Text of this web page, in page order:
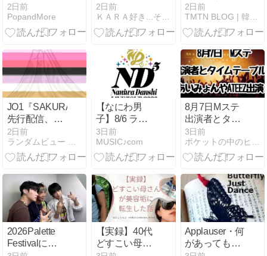
のファンがゴ
ルフクラブを
もって事務所
2日前
PopandMore
本公演開催決
定！
2日前
ＫＡＲＡ好き...それが始まり
フィールまと
め｜日本出身
と言われる新
歴・現時点で
分かっている
こと【2026年
8月最新】
2日前
TMTN BLOG | 韓国関連の最新情報を発信
JO1『SAKURA』
先行配信、リ
リック・ビデ
オ公開、中毒
性あり/ グラミ
門にエントリ
ーできる？
2日前
【なにわ男
子】8/6 ライ
ブツアー
2026「ND⁵」
横浜アリーナ
＆レポ まとめ
3日前
MUSIC♪com
8月7日Mステ
出演者とタイ
ムテーブル！
あいみょんや
ATEEZ出演！
3日前
2026Palette
Festivalに
【実録】40代
どすこい母さ
Applauser・何
があっても喝